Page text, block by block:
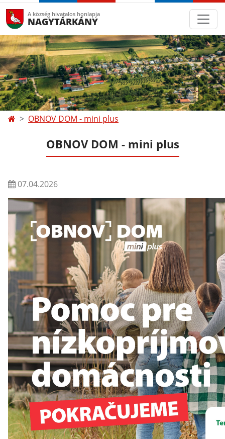
A község hivatalos honlapja
NAGYTÁRKÁNY
OBNOV DOM - mini plus
OBNOV DOM - mini plus
07.04.2026